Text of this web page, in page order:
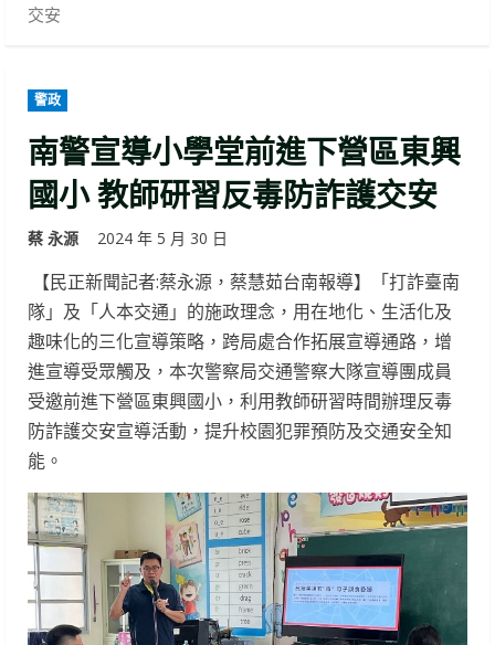
交安
警政
南警宣導小學堂前進下營區東興
國小 教師研習反毒防詐護交安
蔡 永源 2024 年 5 月 30 日
【民正新聞記者:蔡永源，蔡慧茹台南報導】「打詐臺南
隊」及「人本交通」的施政理念，用在地化、生活化及
趣味化的三化宣導策略，跨局處合作拓展宣導通路，增
進宣導受眾觸及，本次警察局交通警察大隊宣導團成員
受邀前進下營區東興國小，利用教師研習時間辦理反毒
防詐護交安宣導活動，提升校園犯罪預防及交通安全知
能。